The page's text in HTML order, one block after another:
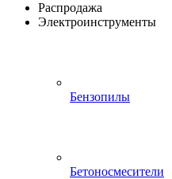
Распродажа
Электроинструменты
Бензопилы
Бетоносмесители